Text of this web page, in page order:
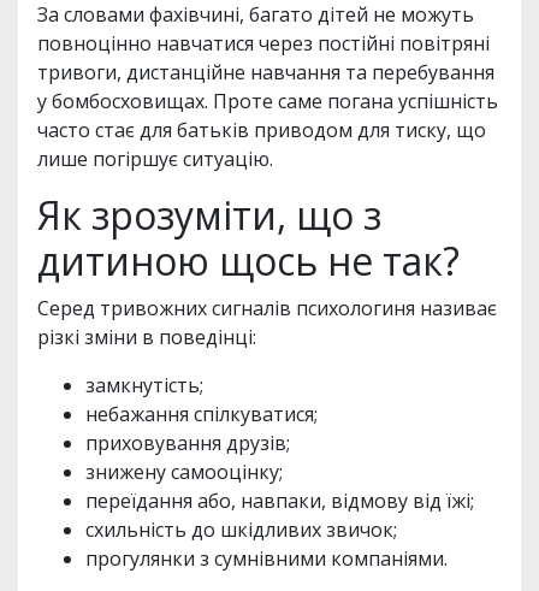
За словами фахівчині, багато дітей не можуть
повноцінно навчатися через постійні повітряні
тривоги, дистанційне навчання та перебування
у бомбосховищах. Проте саме погана успішність
часто стає для батьків приводом для тиску, що
лише погіршує ситуацію.
Як зрозуміти, що з
дитиною щось не так?
Серед тривожних сигналів психологиня називає
різкі зміни в поведінці:
замкнутість;
небажання спілкуватися;
приховування друзів;
знижену самооцінку;
переїдання або, навпаки, відмову від їжі;
схильність до шкідливих звичок;
прогулянки з сумнівними компаніями.